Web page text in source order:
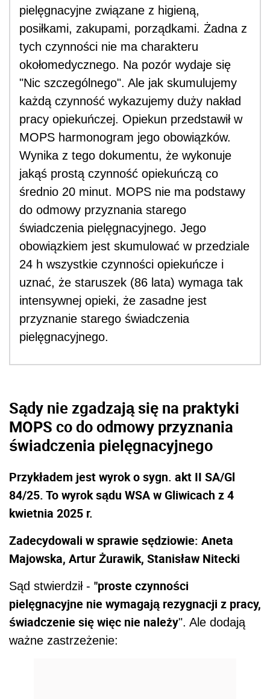
pielęgnacyjne związane z higieną,
posiłkami, zakupami, porządkami. Żadna z
tych czynności nie ma charakteru
okołomedycznego. Na pozór wydaje się
"Nic szczególnego". Ale jak skumulujemy
każdą czynność wykazujemy duży nakład
pracy opiekuńczej. Opiekun przedstawił w
MOPS harmonogram jego obowiązków.
Wynika z tego dokumentu, że wykonuje
jakąś prostą czynność opiekuńczą co
średnio 20 minut. MOPS nie ma podstawy
do odmowy przyznania starego
świadczenia pielęgnacyjnego. Jego
obowiązkiem jest skumulować w przedziale
24 h wszystkie czynności opiekuńcze i
uznać, że staruszek (86 lata) wymaga tak
intensywnej opieki, że zasadne jest
przyznanie starego świadczenia
pielęgnacyjnego.
Sądy nie zgadzają się na praktyki
MOPS co do odmowy przyznania
świadczenia pielęgnacyjnego
Przykładem jest wyrok o sygn. akt II SA/Gl
84/25. To wyrok sądu WSA w Gliwicach z 4
kwietnia 2025 r.
Zadecydowali w sprawie sędziowie: Aneta
Majowska, Artur Żurawik, Stanisław Nitecki
Sąd stwierdził - "proste czynności
pielęgnacyjne nie wymagają rezygnacji z pracy,
świadczenie się więc nie należy". Ale dodają
ważne zastrzeżenie: